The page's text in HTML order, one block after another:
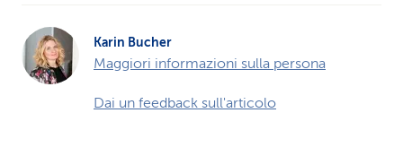
Karin Bucher
Maggiori informazioni sulla persona
Dai un feedback sull'articolo